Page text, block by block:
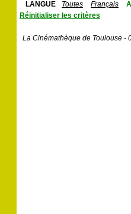
LANGUE
Toutes Français
Réinitialiser les critères
La Cinémathèque de Toulouse -